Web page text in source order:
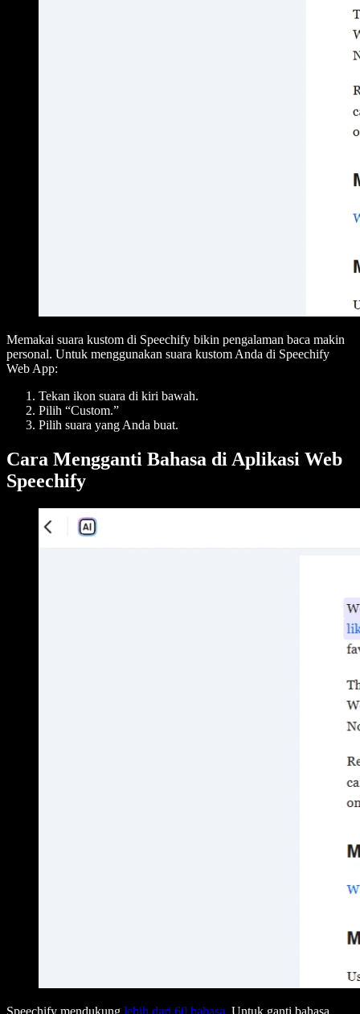
Memakai suara kustom di Speechify bikin pengalaman baca makin
personal. Untuk menggunakan suara kustom Anda di Speechify
Web App:
Tekan ikon suara di kiri bawah.
Pilih “Custom.”
Pilih suara yang Anda buat.
Cara Mengganti Bahasa di Aplikasi Web
Speechify
Speechify mendukung lebih dari 60 bahasa . Untuk ganti bahasa,